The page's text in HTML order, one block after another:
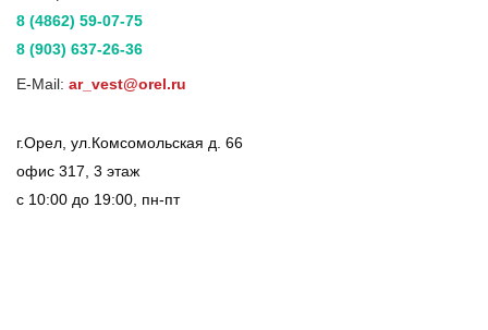
8 (4862) 59-07-75
8 (903) 637-26-36
E-Mail: ar_vest@orel.ru
г.Орел, ул.Комсомольская д. 66
офис 317, 3 этаж
с 10:00 до 19:00, пн-пт